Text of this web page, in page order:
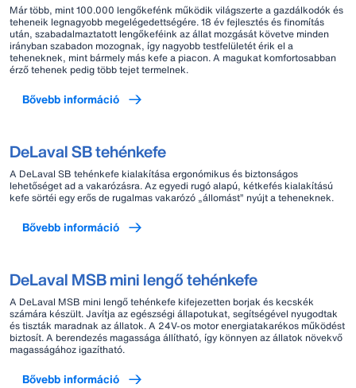
Már több, mint 100.000 lengőkefénk működik világszerte a gazdálkodók és
teheneik legnagyobb megelégedettségére. 18 év fejlesztés és finomítás
után, szabadalmaztatott lengőkeféink az állat mozgását követve minden
irányban szabadon mozognak, így nagyobb testfelületét érik el a
teheneknek, mint bármely más kefe a piacon. A magukat komfortosabban
érző tehenek pedig több tejet termelnek.
Bővebb információ
DeLaval SB tehénkefe
A DeLaval SB tehénkefe kialakítása ergonómikus és biztonságos
lehetőséget ad a vakarózásra. Az egyedi rugó alapú, kétkefés kialakítású
kefe sörtéi egy erős de rugalmas vakarózó „állomást” nyújt a teheneknek.
Bővebb információ
DeLaval MSB mini lengő tehénkefe
A DeLaval MSB mini lengő tehénkefe kifejezetten borjak és kecskék
számára készült. Javítja az egészségi állapotukat, segítségével nyugodtak
és tiszták maradnak az állatok. A 24V-os motor energiatakarékos működést
biztosít. A berendezés magassága állítható, így könnyen az állatok növekvő
magasságához igazítható.
Bővebb információ